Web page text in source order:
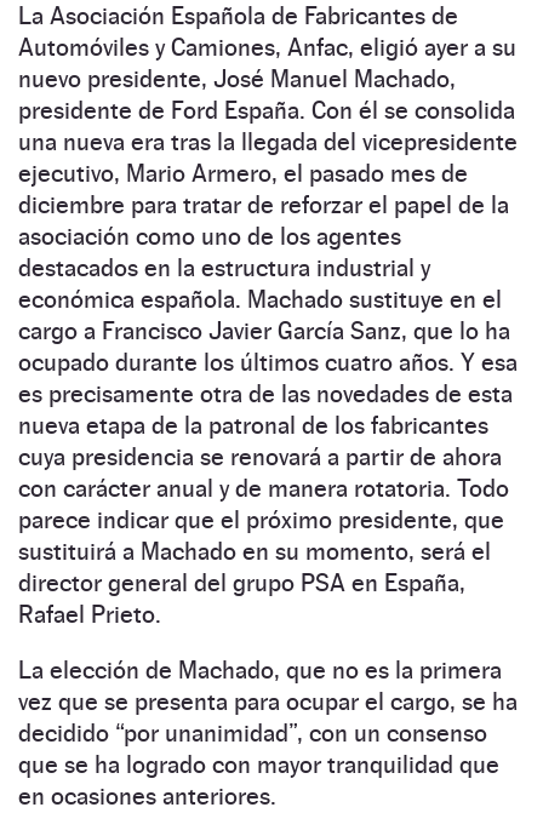
La Asociación Española de Fabricantes de
Automóviles y Camiones, Anfac, eligió ayer a su
nuevo presidente, José Manuel Machado,
presidente de Ford España. Con él se consolida
una nueva era tras la llegada del vicepresidente
ejecutivo, Mario Armero, el pasado mes de
diciembre para tratar de reforzar el papel de la
asociación como uno de los agentes
destacados en la estructura industrial y
económica española. Machado sustituye en el
cargo a Francisco Javier García Sanz, que lo ha
ocupado durante los últimos cuatro años. Y esa
es precisamente otra de las novedades de esta
nueva etapa de la patronal de los fabricantes
cuya presidencia se renovará a partir de ahora
con carácter anual y de manera rotatoria. Todo
parece indicar que el próximo presidente, que
sustituirá a Machado en su momento, será el
director general del grupo PSA en España,
Rafael Prieto.
La elección de Machado, que no es la primera
vez que se presenta para ocupar el cargo, se ha
decidido “por unanimidad”, con un consenso
que se ha logrado con mayor tranquilidad que
en ocasiones anteriores.